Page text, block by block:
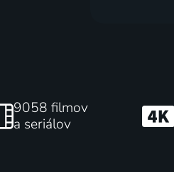
9058 filmov
a seriálov